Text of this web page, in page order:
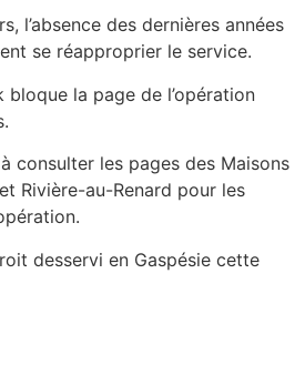
l’absence des dernières années
se réapproprier le service.
bloque la page de l’opération
consulter les pages des Maisons
Rivière-au-Renard pour les
desservi en Gaspésie cette